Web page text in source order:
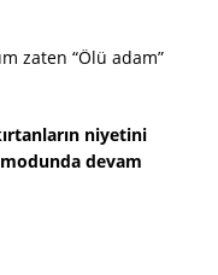
zaten “Ölü adam”
niyetini
devam